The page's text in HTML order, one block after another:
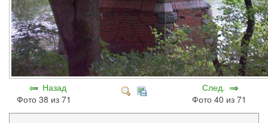
Назад
Фото 38 из 71
След.
Фото 40 из 71